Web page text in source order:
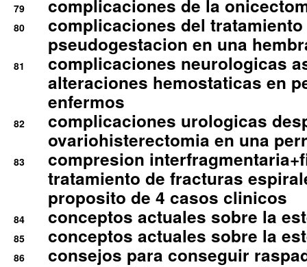
79 complicaciones de la
80
complicaciones del
pseudogestacion en una
81
complicaciones neurologicas
alteraciones hemostaticas en
enfermos
82
complicaciones urologicas
ovariohisterectomia en una
83
compresion
tratamiento de fracturas
proposito de 4 casos clinicos
84 conceptos actuales sobre la
85 conceptos actuales sobre la
86 consejos para conseguir